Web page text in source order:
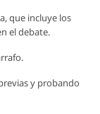
que incluye los
el debate.
y probando